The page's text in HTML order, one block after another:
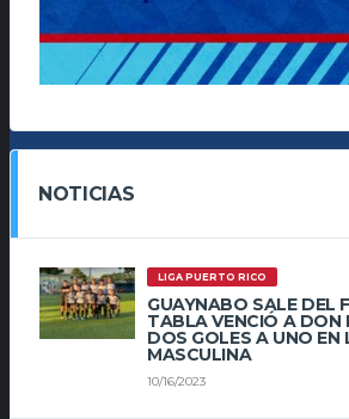
NOTICIAS
LIGA PUERTO RICO
GUAYNABO SALE DEL
TABLA VENCIÓ A DON
DOS GOLES A UNO EN
MASCULINA
10/16/2023